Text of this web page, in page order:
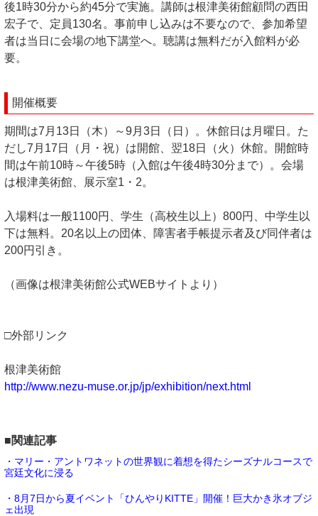
後1時30分から約45分で実施。講師は根津美術館顧問の西田
宏子で、定員130名。事前申し込みは不要なので、参加希望
者は当日に会場の地下講堂へ。聴講は無料だが入館料が必
要。
開催概要
期間は7月13日（木）～9月3日（日）。休館日は月曜日。た
だし7月17日（月・祝）は開館、翌18日（火）休館。開館時
間は午前10時～午後5時（入館は午後4時30分まで）。会場
は根津美術館、展示室1・2。
入場料は一般1100円、学生（高校生以上）800円、中学生以
下は無料。20名以上の団体、障害者手帳提示者及び同伴者は
200円引き。
（画像は根津美術館公式WEBサイトより）
□外部リンク
根津美術館
http://www.nezu-muse.or.jp/jp/exhibition/next.html
■関連記事
・マリー・アントワネットの世界観に着想を得たシーズナルコースで
宮廷文化に浸る
・8月7日から夏イベント「ひんやりKITTE」開催！巨大かき氷オブジ
ェ出現